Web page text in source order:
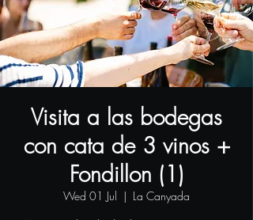
Visita a las bodegas
con cata de 3 vinos +
Fondillon (1)
Wed 01 Jul
  |
La Canyada